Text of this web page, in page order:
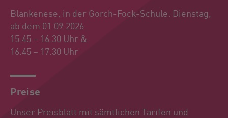
Blankenese, in der Gorch-Fock-Schule: Dienstag,
ab dem 01.09.2026
15.45 – 16.30 Uhr &
16.45 – 17.30 Uhr
Preise
Unser Preisblatt mit sämtlichen Tarifen und